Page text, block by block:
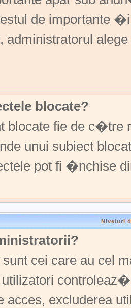
de
blocate?
blocate fie de
unui subiect
pot fi �nchise
Niveluri
cei care au cel
acces, excluderea